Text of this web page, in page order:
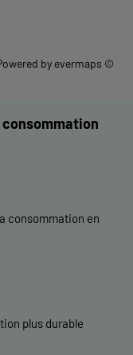
by evermaps ©
consommation en
plus durable